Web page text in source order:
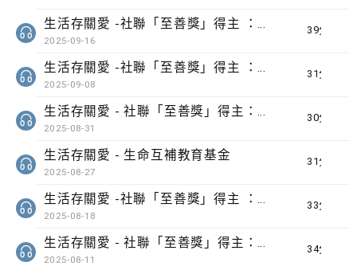
39分鐘
生活存關愛 -社聯「至善獎」得主 ：「香港小童群益會 賽馬會「家自在」計劃 」
2025-09-16
31分鐘
生活存關愛 -社聯「至善獎」得主 ：「明愛勞動友善社區計劃」
2025-09-08
30分鐘
生活存關愛 - 社聯「至善獎」得主：「發音王國大冒險 - 兒童語音障礙早期識別及介入計劃 」
2025-08-31
31分鐘
生活存關愛 - ​生命互補教育基金
2025-08-27
33分鐘
生活存關愛 -社聯「至善獎」得主 ：「恩童計劃 」
2025-08-18
34分鐘
生活存關愛 - 社聯「至善獎」得主：「Chill Lab超正常研究室」
2025-08-11